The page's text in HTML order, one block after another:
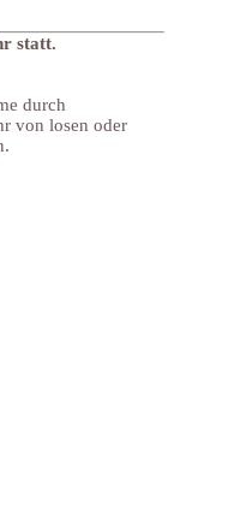
statt.
durch
von losen oder